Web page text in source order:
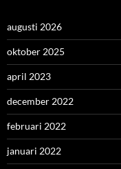
augusti 2026
oktober 2025
april 2023
december 2022
februari 2022
januari 2022